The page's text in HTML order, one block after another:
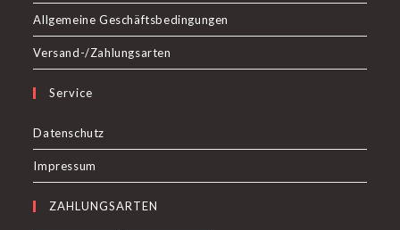
Allgemeine Geschäftsbedingungen
Versand-/Zahlungsarten
Service
Datenschutz
Impressum
ZAHLUNGSARTEN